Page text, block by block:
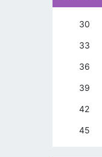
30
33
36
39
42
45